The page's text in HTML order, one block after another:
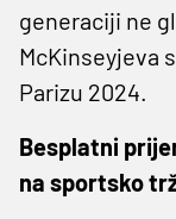
generaciji ne
McKinseyjeva
Parizu 2024.
Besplatni
na sportsko